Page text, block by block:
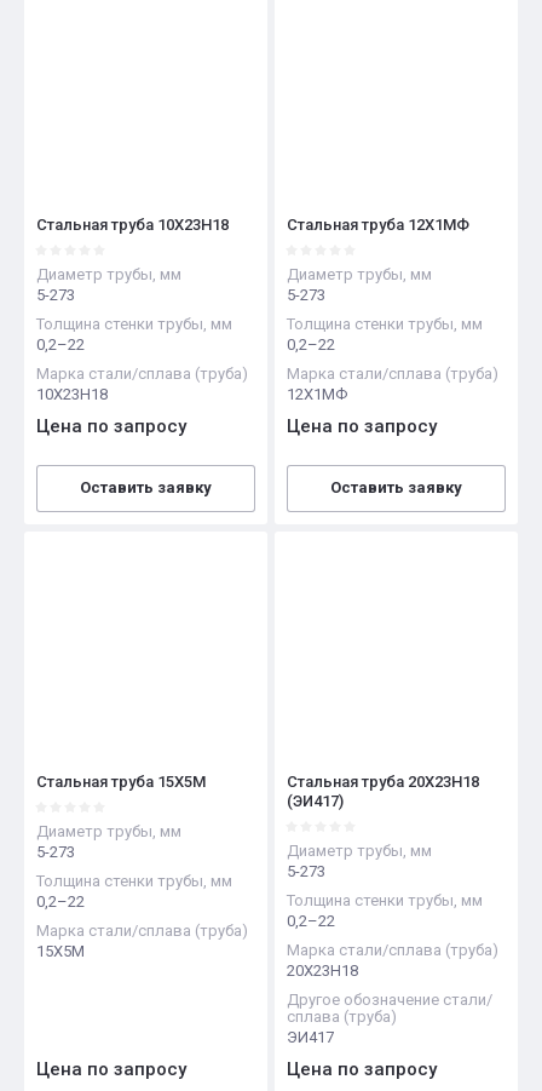
Стальная труба 10Х23Н18
Диаметр трубы, мм
5-273
Толщина стенки трубы, мм
0,2–22
Марка стали/сплава (труба)
10Х23Н18
Цена по запросу
Оставить заявку
Стальная труба 12Х1МФ
Диаметр трубы, мм
5-273
Толщина стенки трубы, мм
0,2–22
Марка стали/сплава (труба)
12Х1МФ
Цена по запросу
Оставить заявку
Стальная труба 15Х5М
Диаметр трубы, мм
5-273
Толщина стенки трубы, мм
0,2–22
Марка стали/сплава (труба)
15Х5М
Цена по запросу
Стальная труба 20Х23Н18
(ЭИ417)
Диаметр трубы, мм
5-273
Толщина стенки трубы, мм
0,2–22
Марка стали/сплава (труба)
20Х23Н18
Другое обозначение стали/
сплава (труба)
ЭИ417
Цена по запросу